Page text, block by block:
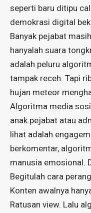
seperti baru ditipu
demokrasi digital
Banyak pejabat
hanyalah suara
adalah peluru
tampak receh. Tapi
hujan meteor
Algoritma media
anak pejabat atau
lihat adalah
berkomentar,
manusia emosional.
Begitulah cara
Konten awalnya
Ratusan view. Lalu